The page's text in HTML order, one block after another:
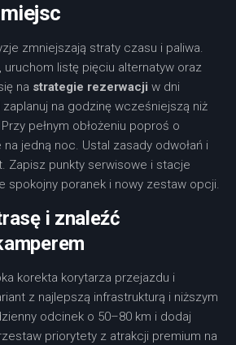
zmniejszają straty czasu i paliwa.
uruchom listę pięciu alternatyw oraz
na strategie rezerwacji w dni
na godzinę wcześniejszą niż
pełnym obłożeniu poproś o
jedną noc. Ustal zasady odwołań i
Zapisz punkty serwisowe i stacje
spokojny poranek i nowy zestaw opcji.
i znaleźć
korekta korytarza przejazdu i
z najlepszą infrastrukturą i niższym
odcinek o 50–80 km i dodaj
priorytety z atrakcji premium na